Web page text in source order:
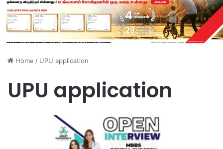
Home / UPU application
UPU application